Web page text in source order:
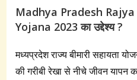
Madhya Pradesh
Yojana 2023 का उद्देश्य ?
मध्यप्रदेश राज्य बीमारी सहायता
की गरीबी रेखा से नीचे जीवन यापन